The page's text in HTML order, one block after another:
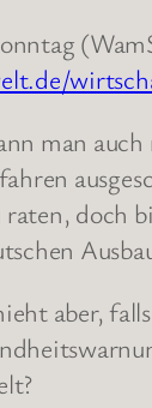
man
raten, doch
aber,